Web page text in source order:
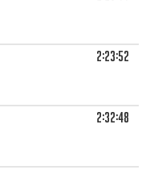
2:23:52
2:32:48